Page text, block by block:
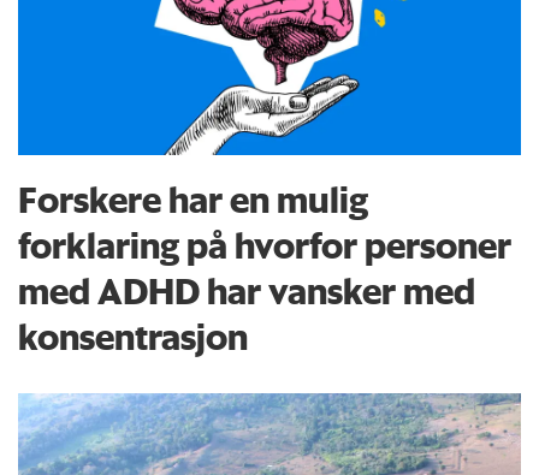
Forskere har en mulig
forklaring på hvorfor personer
med ADHD har vansker med
konsentrasjon